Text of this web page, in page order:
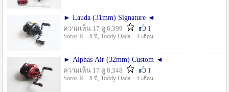
► Lauda (31mm) Signature ◄
ความเห็น 17 ดู 6,399
1
Soros R - 8 ปี , Toddy Dada - 4 เดือน
► Alphas Air (32mm) Custom ◄
ความเห็น 17 ดู 8,348
1
Soros R - 8 ปี , Toddy Dada - 4 เดือน